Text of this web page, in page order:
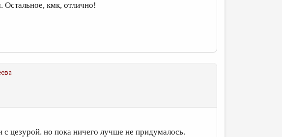
Остальное, кмк, отлично!
с цезурой. но пока ничего лучше не придумалось.